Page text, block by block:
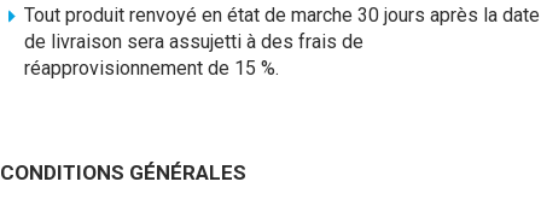
Tout produit renvoyé en état de marche 30 jours après la date
de livraison sera assujetti à des frais de
réapprovisionnement de 15 %.
CONDITIONS GÉNÉRALES